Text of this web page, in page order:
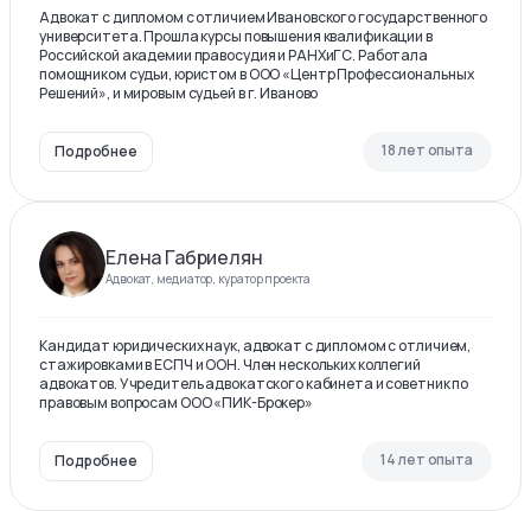
Адвокат с дипломом с отличием Ивановского государственного
университета. Прошла курсы повышения квалификации в
Российской академии правосудия и РАНХиГС. Работала
помощником судьи, юристом в ООО «Центр Профессиональных
Решений», и мировым судьей в г. Иваново
Подробнее 18 лет опыта
Елена Габриелян
Адвокат, медиатор, куратор проекта
Кандидат юридических наук, адвокат с дипломом с отличием,
стажировками в ЕСПЧ и ООН. Член нескольких коллегий
адвокатов. Учредитель адвокатского кабинета и советник по
правовым вопросам ООО «ПИК-Брокер»
Подробнее 14 лет опыта